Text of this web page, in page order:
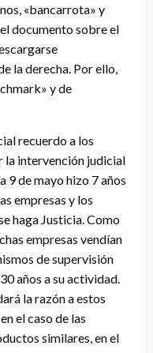
«bancarrota» y
documento sobre el
la derecha. Por ello,
y de
recuerdo a los
la intervención judicial
9 de mayo hizo 7 años
empresas y los
haga Justicia. Como
empresas vendían
de supervisión
años a su actividad.
la razón a estos
el caso de las
similares, en el